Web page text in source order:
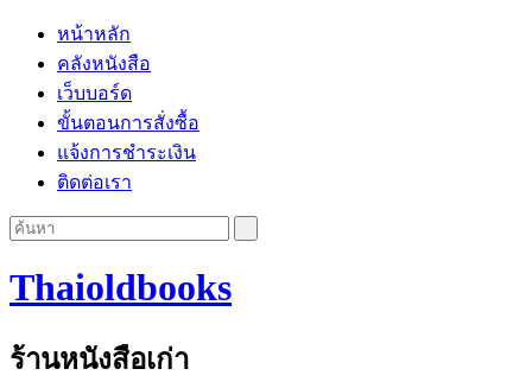
หน้าหลัก
คลังหนังสือ
เว็บบอร์ด
ขั้นตอนการสั่งซื้อ
แจ้งการชำระเงิน
ติดต่อเรา
Thaioldbooks
ร้านหนังสือเก่า